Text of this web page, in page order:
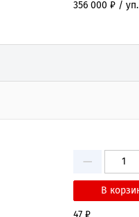
356 000 ₽ / уп.
−
47 ₽